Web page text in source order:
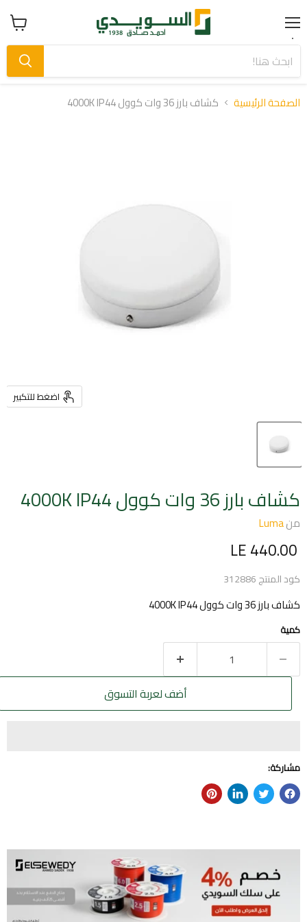
Menu عرض
سلة
الصفحة الرئيسية كشاف بارز 36 وات كوول 4000K IP44
اضغط للتكبير
كشاف بارز 36 وات كوول 4000K IP44
منLuma
السعر الحالي
LE 440.00
كود المنتج312886
كشاف بارز 36 وات كوول 4000K IP44
كمية
أضف لعربة التسوق
مشاركة: